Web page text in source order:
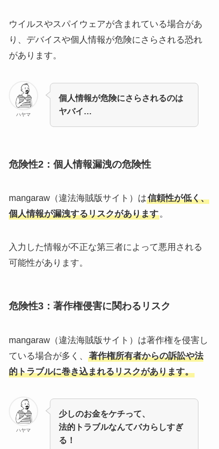
ウイルスやスパイウェアが含まれている場合があ
り、デバイスや個人情報が危険にさらされる恐れ
があります。
ハヤマ
個人情報が危険にさらされるのは
ヤバイ…
危険性2：個人情報漏洩の危険性
mangaraw（違法海賊版サイト）は信頼性が低く、
個人情報が漏洩するリスクがあります。
入力した情報が不正な第三者によって悪用される
可能性があります。
危険性3：著作権侵害に関わるリスク
mangaraw（違法海賊版サイト）は著作権を侵害し
ている場合が多く、 著作権所有者からの訴訟や法
的トラブルに巻き込まれるリスクがあります。
ハヤマ
少しのお金をケチって、
法的トラブルなんてバカらしすぎ
る！